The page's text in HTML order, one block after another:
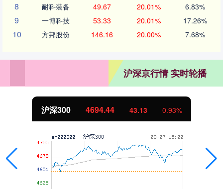
8 耐科装备 49.67 20.01% 6.83%
9 一博科技 53.33 20.01% 17.26%
10 方邦股份 146.16 20.00% 7.68%
沪深京行情 实时轮播
沪深300 4694.44 43.13 0.93%